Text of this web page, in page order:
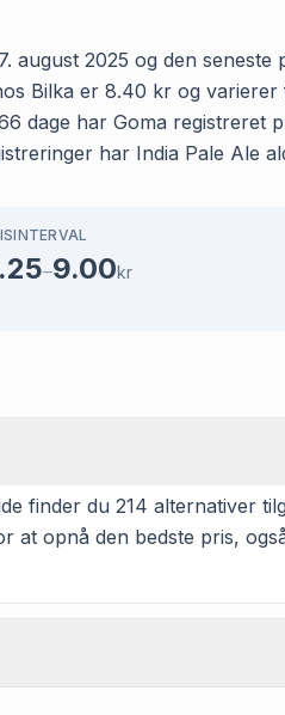
2025 og den seneste
Bilka er 8.40 kr og
dage har Goma registreret
har India Pale Ale
–9.00kr
finder du 214 alternativer
opnå den bedste pris,